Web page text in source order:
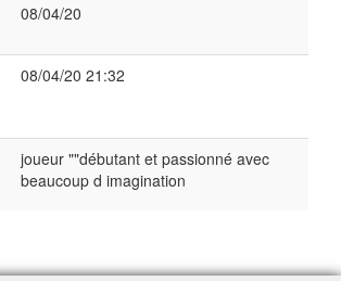
08/04/20
08/04/20 21:32
joueur ""débutant et passionné avec
beaucoup d imagination